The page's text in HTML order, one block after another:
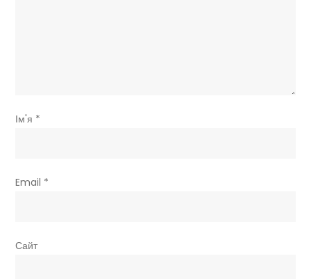
Ім'я *
Email *
Сайт